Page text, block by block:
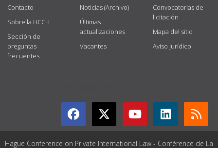
Contacto
Sobre la HCCH
Sección de
preguntas
frecuentes
Noticias (Archivo)
Últimas
actualizaciones
Vacantes
Convocatorias de
licitación
Mapa del sitio
Aviso jurídico
Hague Conference on Private International Law - Conférence de La